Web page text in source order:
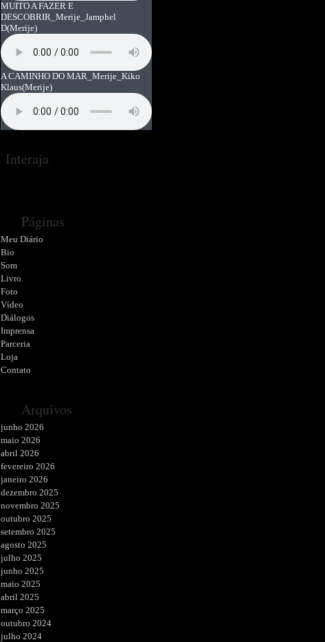
MUITO A FAZER E
DESCOBRIR_Merije_Jamphel
D(Merije)
A CAMINHO DO MAR_Merije_Kiko
Klaus(Merije)
Interaja
Páginas
Meu Diário
Bio
Som
Livro
Foto
Vídeo
Diálogos
Imprensa
Parceria
Loja
Contato
Arquivos
junho 2026
maio 2026
abril 2026
fevereiro 2026
janeiro 2026
dezembro 2025
novembro 2025
outubro 2025
setembro 2025
agosto 2025
julho 2025
junho 2025
maio 2025
abril 2025
março 2025
outubro 2024
julho 2024